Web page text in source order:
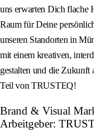
uns erwarten Dich flache
Raum für Deine
unseren Standorten in
mit einem kreativen,
gestalten und die
Teil von TRUSTEQ!
Brand & Visual
Arbeitgeber: